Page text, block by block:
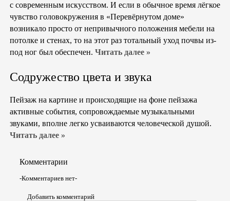
с современным искусством. И если в обычное время лёгкое
чувство головокружения в «Перевёрнутом доме»
возникало просто от непривычного положения мебели на
потолке и стенах, то на этот раз тотальный уход почвы из-
под ног был обеспечен. Читать далее »
Содружество цвета и звука
Пейзаж на картине и происходящие на фоне пейзажа
активные события, сопровождаемые музыкальными
звуками, вполне легко усваиваются человеческой душой.
Читать далее »
Комментарии
-Комментариев нет-
Добавить комментарий